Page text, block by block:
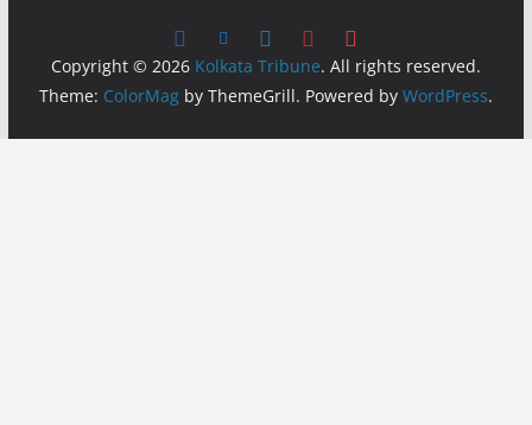
Copyright © 2026 Kolkata Tribune. All rights reserved.
Theme: ColorMagby ThemeGrill. Powered by WordPress.